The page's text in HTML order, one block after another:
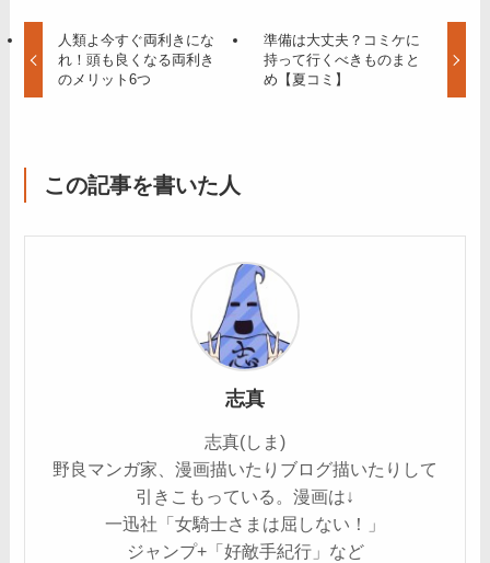
人類よ今すぐ両利きにな
れ！頭も良くなる両利き
のメリット6つ
準備は大丈夫？コミケに
持って行くべきものまと
め【夏コミ】
この記事を書いた人
志真
志真(しま)
野良マンガ家、漫画描いたりブログ描いたりして
引きこもっている。漫画は↓
一迅社「女騎士さまは屈しない！」
ジャンプ+「好敵手紀行」など